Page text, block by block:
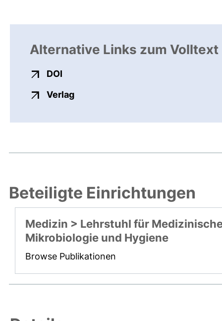
Alternative Links zum Volltext
DOI
Verlagexterner Link, öffnet neues
Beteiligte Einrichtungen
Medizin > Lehrstuhl für
Mikrobiologie und Hygiene
Browse Publikationen